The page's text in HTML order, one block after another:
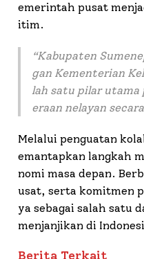
emerintah pusat
itim.
“Kabupaten
gan Kementerian
lah satu pilar utama
eraan nelayan
Melalui penguatan
emantapkan langkah
nomi masa depan.
usat, serta komitmen
ya sebagai salah satu
menjanjikan di
Berita Terkait